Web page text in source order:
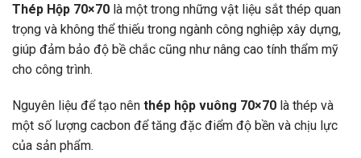
Thép Hộp 70×70 là một trong những vật liệu sắt thép quan
trọng và không thể thiếu trong ngành công nghiệp xây dựng,
giúp đảm bảo độ bề chắc cũng như nâng cao tính thẩm mỹ
cho công trình.
Nguyên liệu để tạo nên thép hộp vuông 70×70 là thép và
một số lượng cacbon để tăng đặc điểm độ bền và chịu lực
của sản phẩm.